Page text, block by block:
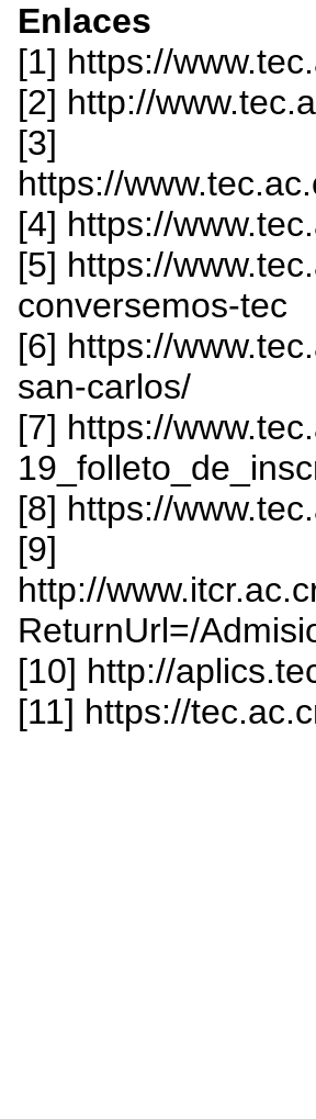
Enlaces
[1] https://
[2] http://
[3]
https://
[4] https://
[5] https://
conversemos-tec
[6] https://
san-carlos/
[7] https://
[8] https://
[9]
http://
ReturnUrl=/
[10] http://
[11] https://